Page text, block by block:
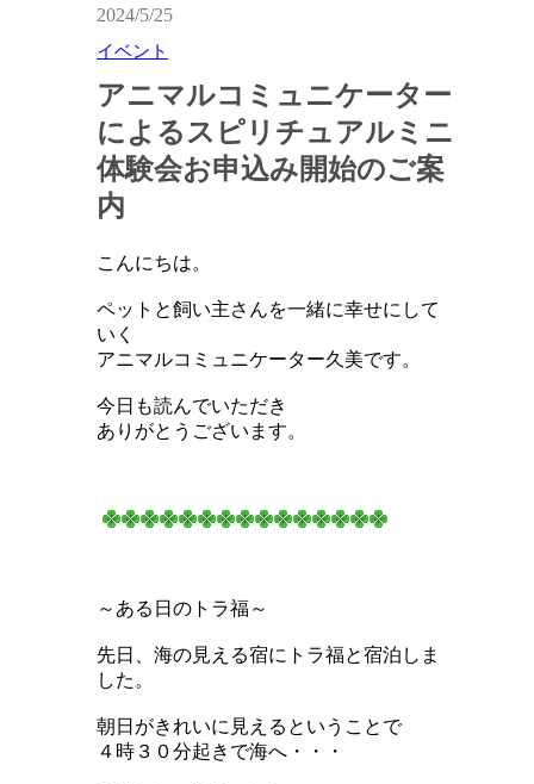
2024/5/25
イベント
アニマルコミュニケーター
によるスピリチュアルミニ
体験会お申込み開始のご案
内
こんにちは。
ペットと飼い主さんを一緒に幸せにして
いく
アニマルコミュニケーター久美です。
今日も読んでいただき
ありがとうございます。
～ある日のトラ福～
先日、海の見える宿にトラ福と宿泊しま
した。
朝日がきれいに見えるということで
４時３０分起きで海へ・・・